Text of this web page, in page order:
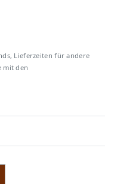
Lieferzeiten für andere
mit den